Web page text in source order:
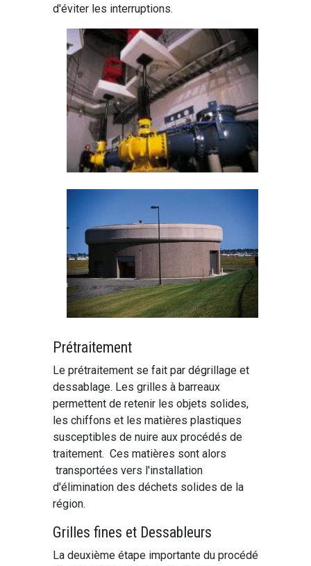
d'éviter les interruptions.
Prétraitement
Le prétraitement se fait par dégrillage et
dessablage. Les grilles à barreaux
permettent de retenir les objets solides,
les chiffons et les matières plastiques
susceptibles de nuire aux procédés de
traitement. Ces matières sont alors
transportées vers l'installation
d'élimination des déchets solides de la
région.
Grilles fines et Dessableurs
La deuxième étape importante du procédé